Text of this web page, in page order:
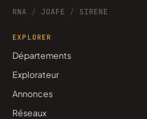
RNA / JOAFE / SIRENE
EXPLORER
Départements
Explorateur
Annonces
Réseaux